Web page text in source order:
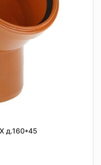
д.160*45